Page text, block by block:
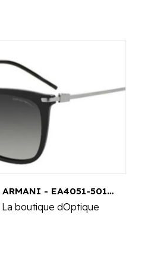
EMPORIO ARMANI - EA4051-5017-8G
La boutique dOptique